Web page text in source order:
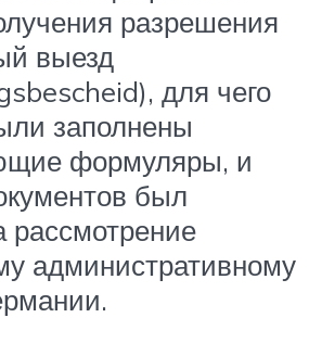
разрешения
выезд
для чего
заполнены
формуляры, и
был
рассмотрение
административному